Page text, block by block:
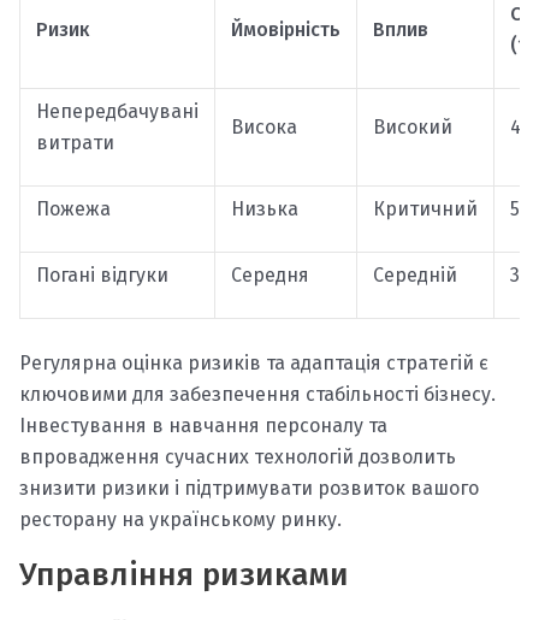
Ризик Ймовірність Вплив
Непередбачувані
витрати
Висока Високий 4
Пожежа Низька Критичний 5
Погані відгуки Середня Середній 3
Регулярна оцінка ризиків та адаптація стратегій є
ключовими для забезпечення стабільності бізнесу.
Інвестування в навчання персоналу та
впровадження сучасних технологій дозволить
знизити ризики і підтримувати розвиток вашого
ресторану на українському ринку.
Управління ризиками